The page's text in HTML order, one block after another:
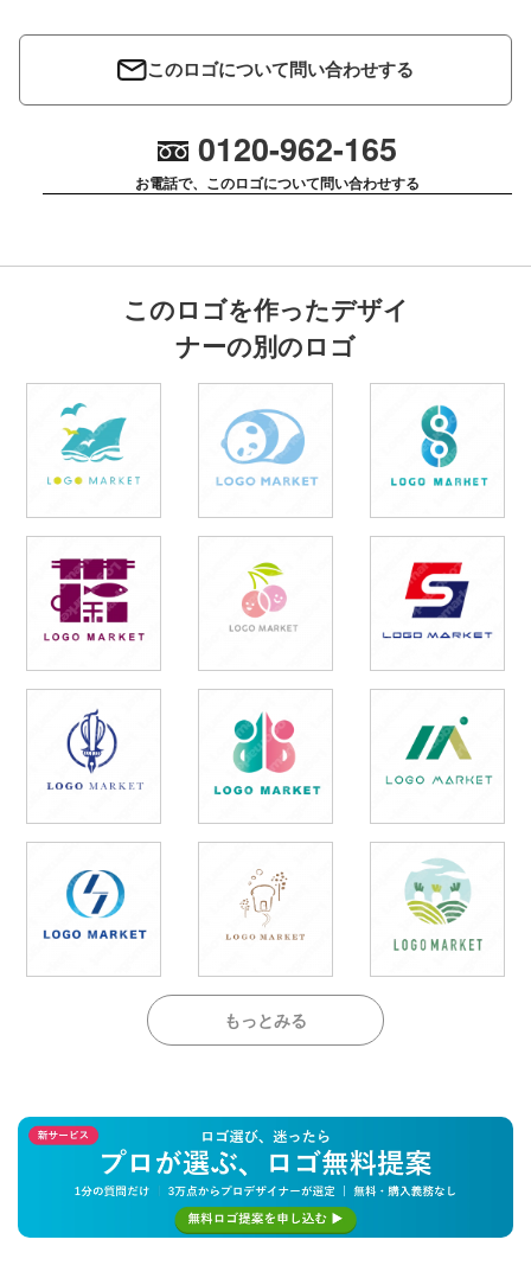
このロゴについて問い合わせする
0120-962-165
お電話で、このロゴについて問い合わせする
このロゴを作ったデザイ
ナーの別のロゴ
もっとみる